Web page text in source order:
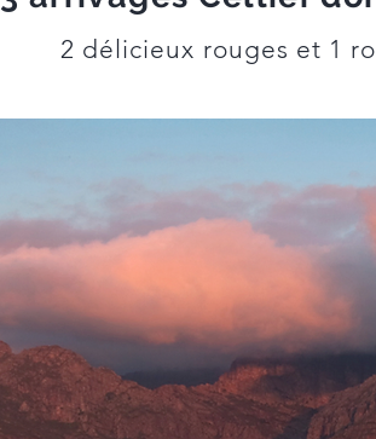
2 délicieux rouges et 1